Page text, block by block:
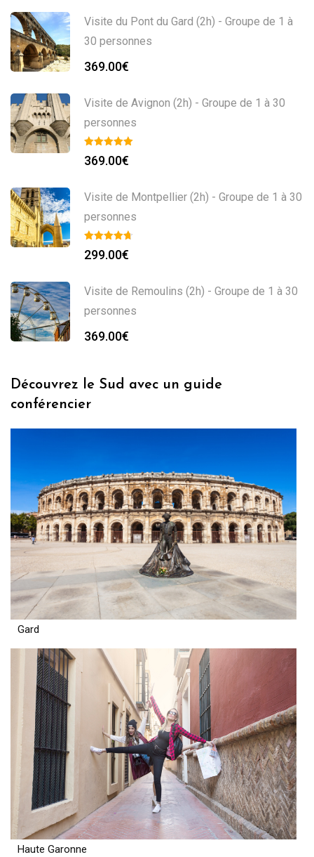
Visite du Pont du Gard (2h) - Groupe de 1 à
30 personnes
369.00€
Visite de Avignon (2h) - Groupe de 1 à 30
personnes
369.00€
Visite de Montpellier (2h) - Groupe de 1 à 30
personnes
299.00€
Visite de Remoulins (2h) - Groupe de 1 à 30
personnes
369.00€
Découvrez le Sud avec un guide
conférencier
Gard
Haute Garonne